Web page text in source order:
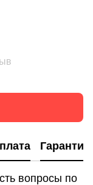
Гарантия
вопросы по